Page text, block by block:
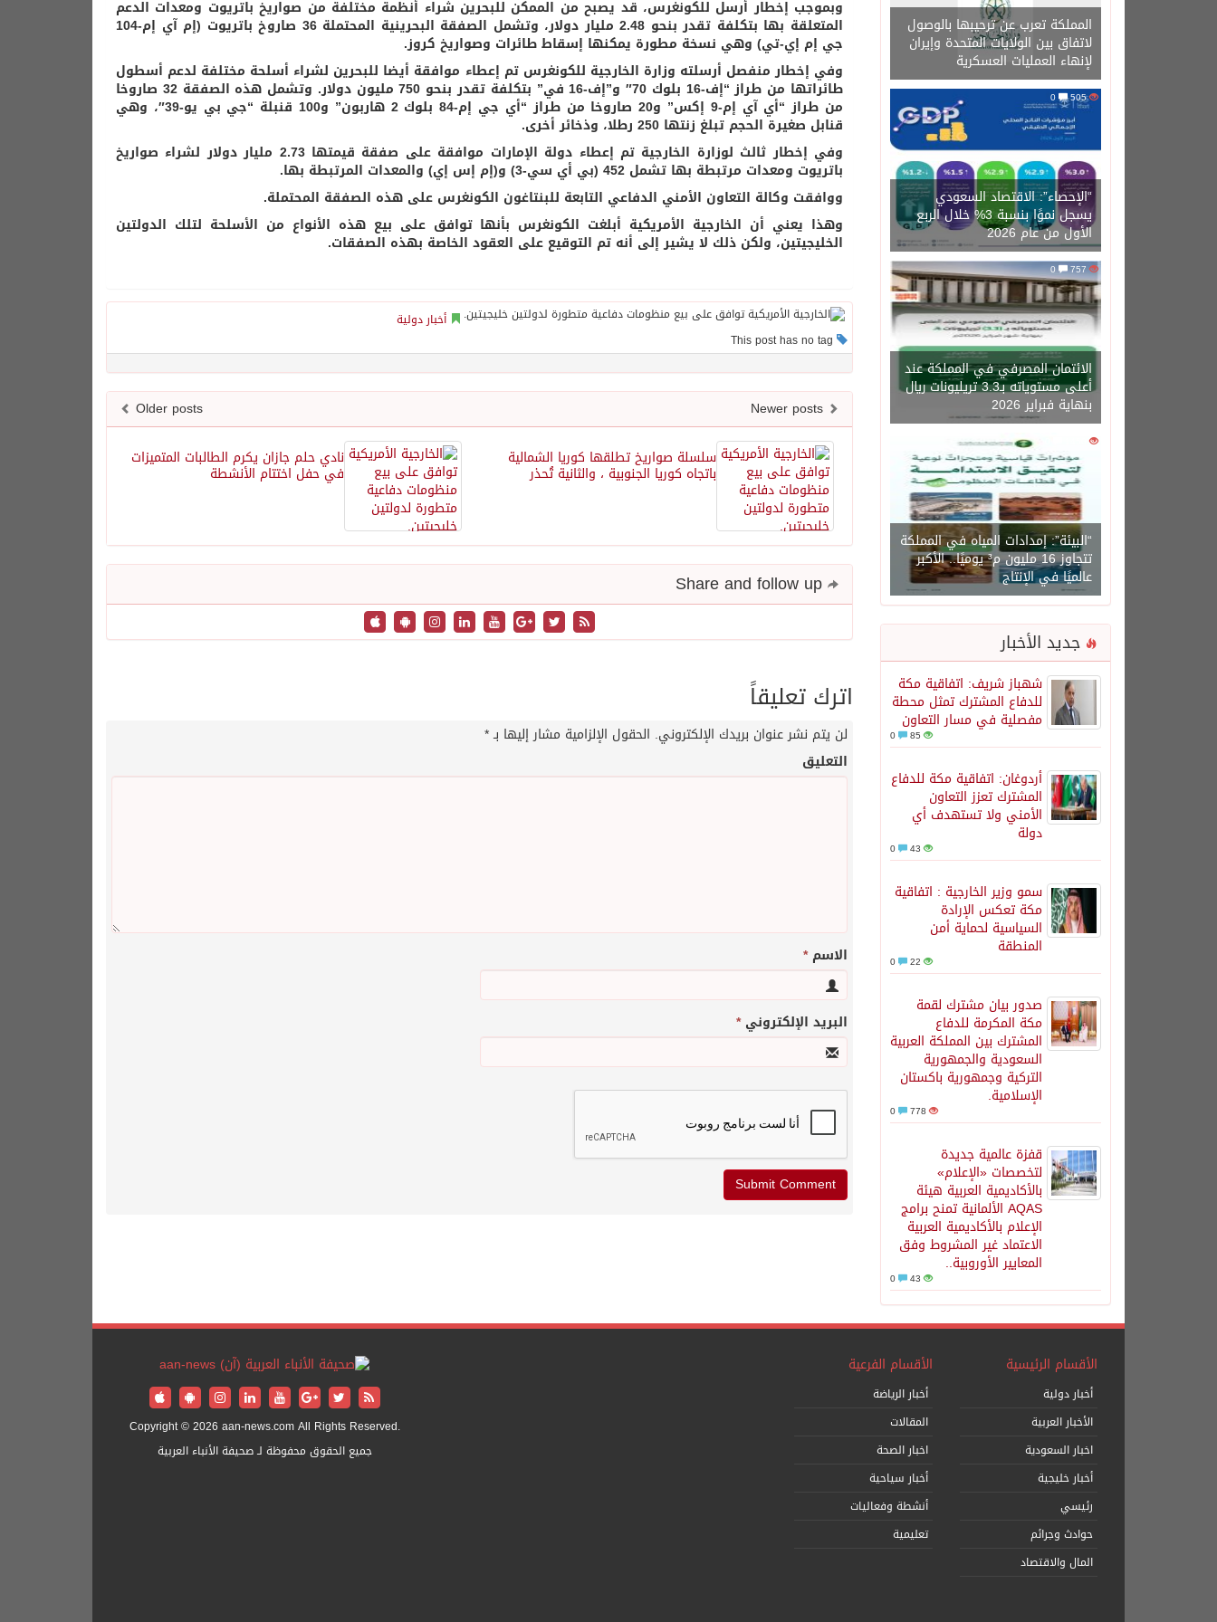
المملكة تعرب عن ترحيبها بالوصول
لاتفاق بين الولايات المتحدة وإيران
لإنهاء العمليات العسكرية
505
“الإحصاء”: الاقتصاد السعودي
يسجل نموًا بنسبة 3% خلال الربع
الأول من عام 2026
757
0
الائتمان المصرفي في المملكة عند
أعلى مستوياته بـ3.3 تريليونات ريال
بنهاية فبراير 2026
1450
“البيئة”: إمدادات المياه في المملكة
تتجاوز 16 مليون م³ يوميًا.. الأكبر
عالميًا في الإنتاج
جديد الأخبار
شهباز شريف: اتفاقية مكة
للدفاع المشترك تمثل محطة
مفصلية في مسار التعاون
85
أردوغان: اتفاقية مكة للدفاع
المشترك تعزز التعاون
الأمني ولا تستهدف أي
دولة
43
سمو وزير الخارجية : اتفاقية
مكة تعكس الإرادة
السياسية لحماية أمن
المنطقة
22
صدور بيان مشترك لقمة
مكة المكرمة للدفاع
المشترك بين المملكة العربية
السعودية والجمهورية
التركية وجمهورية باكستان
الإسلامية.
778
قفزة عالمية جديدة
لتخصصات «الإعلام»
بالأكاديمية العربية هيئة
AQAS الألمانية تمنح برامج
الإعلام بالأكاديمية العربية
الاعتماد غير المشروط وفق
المعايير الأوروبية..
43
وبموجب إخطار أرسل للكونغرس، قد يصبح من الممكن للبحرين شراء أنظمة مختلفة من صواريخ باتريوت ومعدات الدعم
المتعلقة بها بتكلفة تقدر بنحو 2.48 مليار دولار، وتشمل الصفقة البحرينية المحتملة 36 صاروخ باتريوت (إم آي إم-104
جي إم إي-تي) وهي نسخة مطورة يمكنها إسقاط طائرات وصواريخ كروز.
وفي إخطار منفصل أرسلته وزارة الخارجية للكونغرس تم إعطاء موافقة أيضا للبحرين لشراء أسلحة مختلفة لدعم أسطول
طائراتها من طراز “إف-16 بلوك 70″ و”إف-16 في” بتكلفة تقدر بنحو 750 مليون دولار. وتشمل هذه الصفقة 32 صاروخا
من طراز “أي آي إم-9 إكس” و20 صاروخا من طراز “أي جي إم-84 بلوك 2 هاربون” و100 قنبلة “جي بي يو-39″، وهي
قنابل صغيرة الحجم تبلغ زنتها 250 رطلا، وذخائر أخرى.
وفي إخطار ثالث لوزارة الخارجية تم إعطاء دولة الإمارات موافقة على صفقة قيمتها 2.73 مليار دولار لشراء صواريخ
باتريوت ومعدات مرتبطة بها تشمل 452 (بي أي سي-3) و(إم إس إي) والمعدات المرتبطة بها.
ووافقت وكالة التعاون الأمني الدفاعي التابعة للبنتاغون الكونغرس على هذه الصفقة المحتملة.
وهذا يعني أن الخارجية الأمريكية أبلغت الكونغرس بأنها توافق على بيع هذه الأنواع من الأسلحة لتلك الدولتين
الخليجيتين، ولكن ذلك لا يشير إلى أنه تم التوقيع على العقود الخاصة بهذه الصفقات.
أخبار دولية
Older posts
نادي حلم جازان يكرم الطالبات المتميزات
في حفل اختتام الأنشطة
سلسلة صواريخ تطلقها كوريا الشمالية
باتجاه كوريا الجنوبية ، والثانية تُحذر
اترك تعليقاً
لن يتم نشر عنوان بريدك الإلكتروني. الحقول الإلزامية مشار إليها بـ*
التعليق
الاسم*
البريد الإلكتروني*
الأقسام الرئيسية
أخبار دولية
الأخبار العربية
اخبار السعودية
أخبار خليجية
رئيسي
حوادث وجرائم
المال والاقتصاد
الأقسام الفرعية
أخبار الرياضة
المقالات
اخبار الصحة
أخبار سياحية
أنشطة وفعاليات
تعليمية
Copyright © 2026 aan-news.com All Rights Reserved.
جميع الحقوق محفوظة لـ صحيفة الأنباء العربية